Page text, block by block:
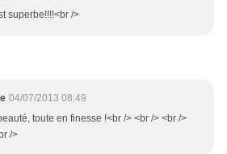
superbe!!!!<br />
04/07/2013 08:49
toute en finesse !<br /> <br /> <br />
/>